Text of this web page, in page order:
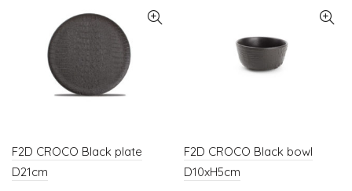
F2D CROCO Black plate
D21cm
F2D CROCO Black bowl
D10xH5cm